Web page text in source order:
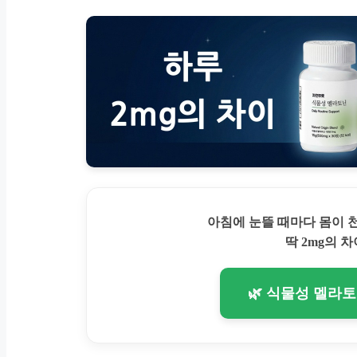
아침에 눈뜰 때마다 몸이
딱 2mg의 차
🌿 식물성 멜라